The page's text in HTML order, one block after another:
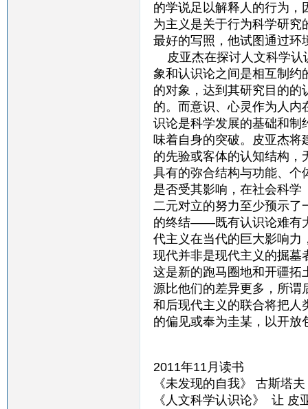
的学说足以解释人的行为，
为主义是关于行为科学研究
最好的写照，他试图通过环
皮亚杰在探讨人文科学认
象和认识论之间是相互制约
的对象，达到其研究目的
的。而意识、心灵作为人内
识论是科学发展的基础和制
味着自身的突破。皮亚杰将
的先验或客体的认知结构，
具有的弥合结构与功能、个
是否受其影响，在社会科学
二元对立的努力至少预示了
的终结——既有认识论难有
代主义在当代的巨大影响力
现代并非是现代主义的掘墓
这是新的跑马圈地和开疆拓
源比他们的差异更多，所谓
和后现代主义的联合将把人
的偏见或奉为圭某，以开放
2011年11月读书
《未发现的自我》 古斯塔
《人文科学认识论》 让 皮